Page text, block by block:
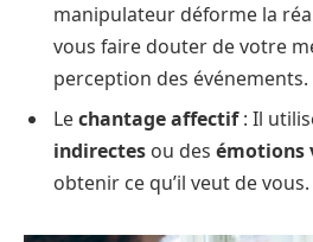
manipulateur déforme la
vous faire douter de votre
perception des événements.
Lechantage affectif: Il
indirectes ou des émotions
obtenir ce qu’il veut de vous.